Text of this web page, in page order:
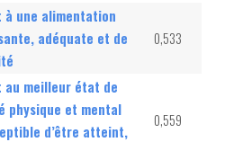
à une alimentation
adéquate et de
0,533
au meilleur état de
physique et mental
d’être atteint,
0,559